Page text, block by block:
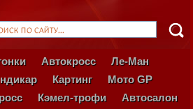
Автокросс
Ле-Ман
Картинг
Мото GP
Кэмел-трофи
Автосалон